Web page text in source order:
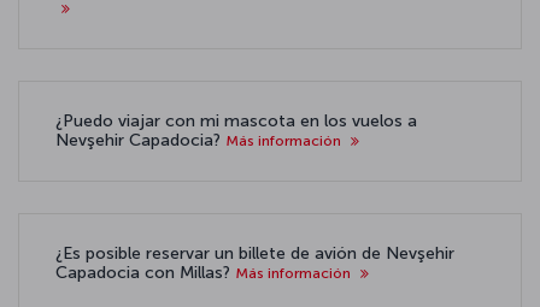
¿Puedo viajar con mi mascota en los vuelos a
Nevşehir Capadocia? Más información
¿Es posible reservar un billete de avión de Nevşehir
Capadocia con Millas? Más información